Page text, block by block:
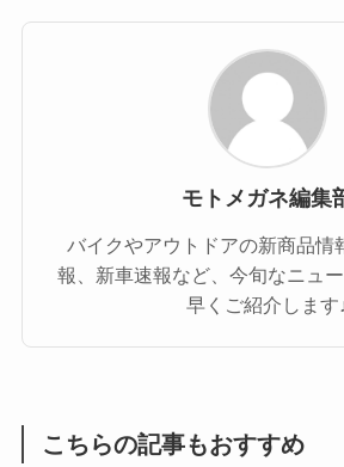
モトメガネ編集
バイクやアウトドアの新商品情
報、新車速報など、今旬なニュ
早くご紹介します
こちらの記事もおすすめ